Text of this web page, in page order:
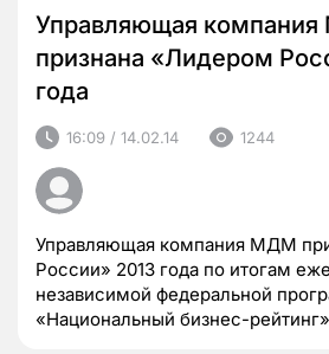
Управляющая
признана «Лидером
года
16:09 / 14.02.14 1244
Управляющая компания МДМ
России» 2013 года по итогам
независимой федеральной
«Национальный бизнес-